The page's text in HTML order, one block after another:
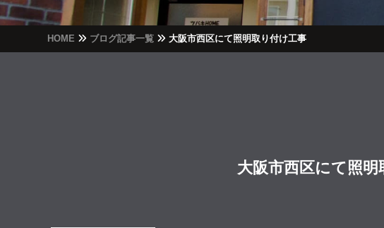
HOME ブログ記事一覧 大阪市西区にて照明取り付け工事
大阪市西区にて照明